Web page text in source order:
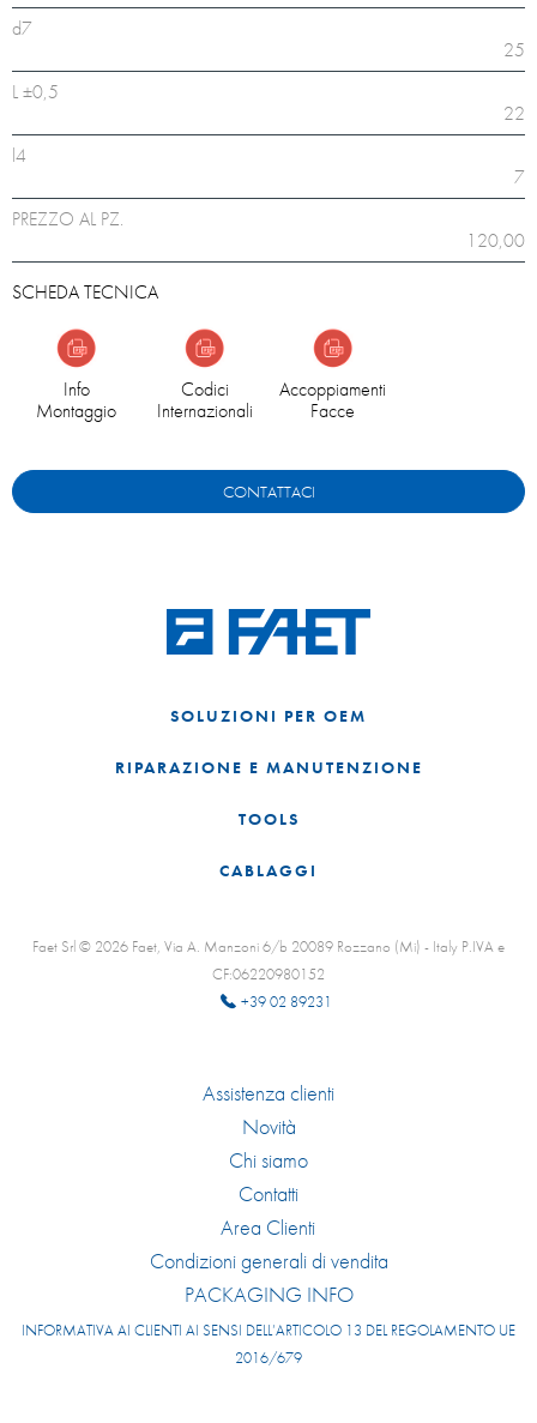
d7
25
L ±0,5
22
l4
7
PREZZO AL PZ.
120,00
SCHEDA TECNICA
Info
Montaggio
Codici
Internazionali
Accoppiamenti
Facce
CONTATTACI
SOLUZIONI PER OEM
RIPARAZIONE E MANUTENZIONE
TOOLS
CABLAGGI
Faet Srl © 2026 Faet, Via A. Manzoni 6/b 20089 Rozzano (Mi) - Italy P.IVA e
CF:06220980152
+39 02 89231
Assistenza clienti
Novità
Chi siamo
Contatti
Area Clienti
Condizioni generali di vendita
PACKAGING INFO
INFORMATIVA AI CLIENTI AI SENSI DELL’ARTICOLO 13 DEL REGOLAMENTO UE
2016/679